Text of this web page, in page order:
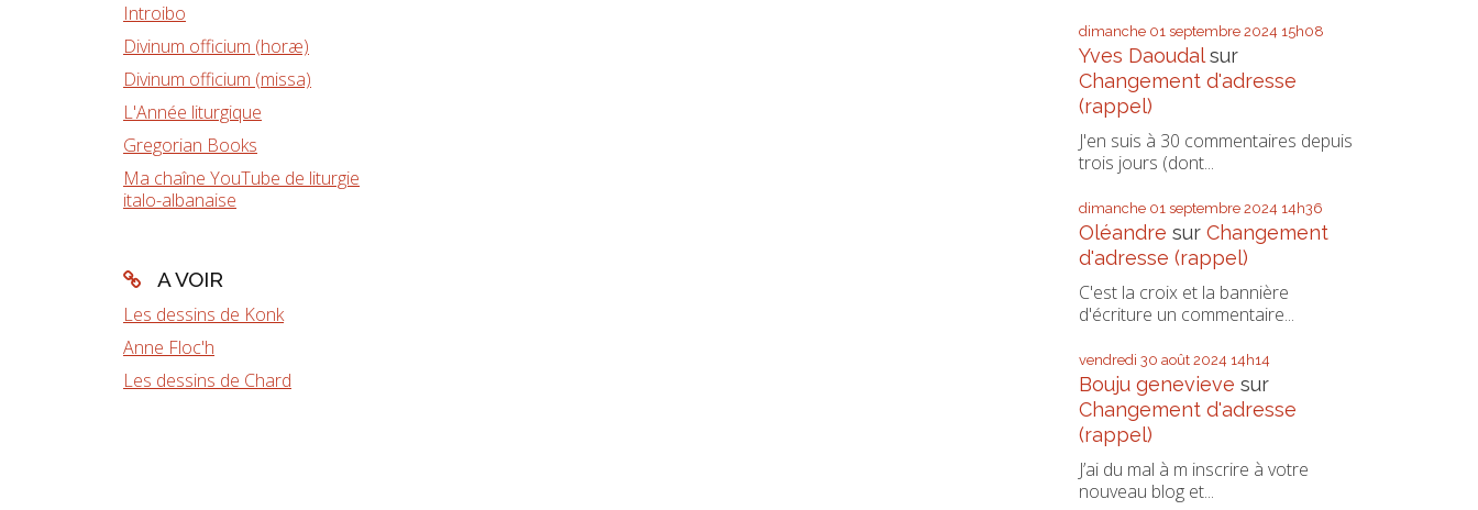
Introibo
Divinum officium (horæ)
Divinum officium (missa)
L'Année liturgique
Gregorian Books
Ma chaîne YouTube de liturgie
italo-albanaise
A VOIR
Les dessins de Konk
Anne Floc'h
Les dessins de Chard
dimanche 01 septembre 2024 15h08
Yves Daoudalsur
Changement d'adresse
(rappel)
J'en suis à 30 commentaires depuis
trois jours (dont...
dimanche 01 septembre 2024 14h36
Oléandre sur Changement
d'adresse (rappel)
C'est la croix et la bannière
d'écriture un commentaire...
vendredi 30 août 2024 14h14
Bouju genevieve sur
Changement d'adresse
(rappel)
J’ai du mal à m inscrire à votre
nouveau blog et...